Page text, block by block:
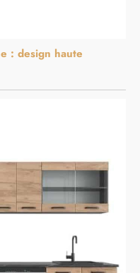
: design haute